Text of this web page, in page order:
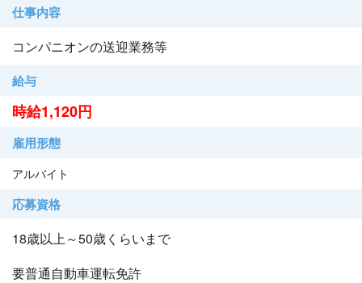
仕事内容
コンパニオンの送迎業務等
給与
時給1,120円
雇用形態
アルバイト
応募資格
18歳以上～50歳くらいまで
要普通自動車運転免許